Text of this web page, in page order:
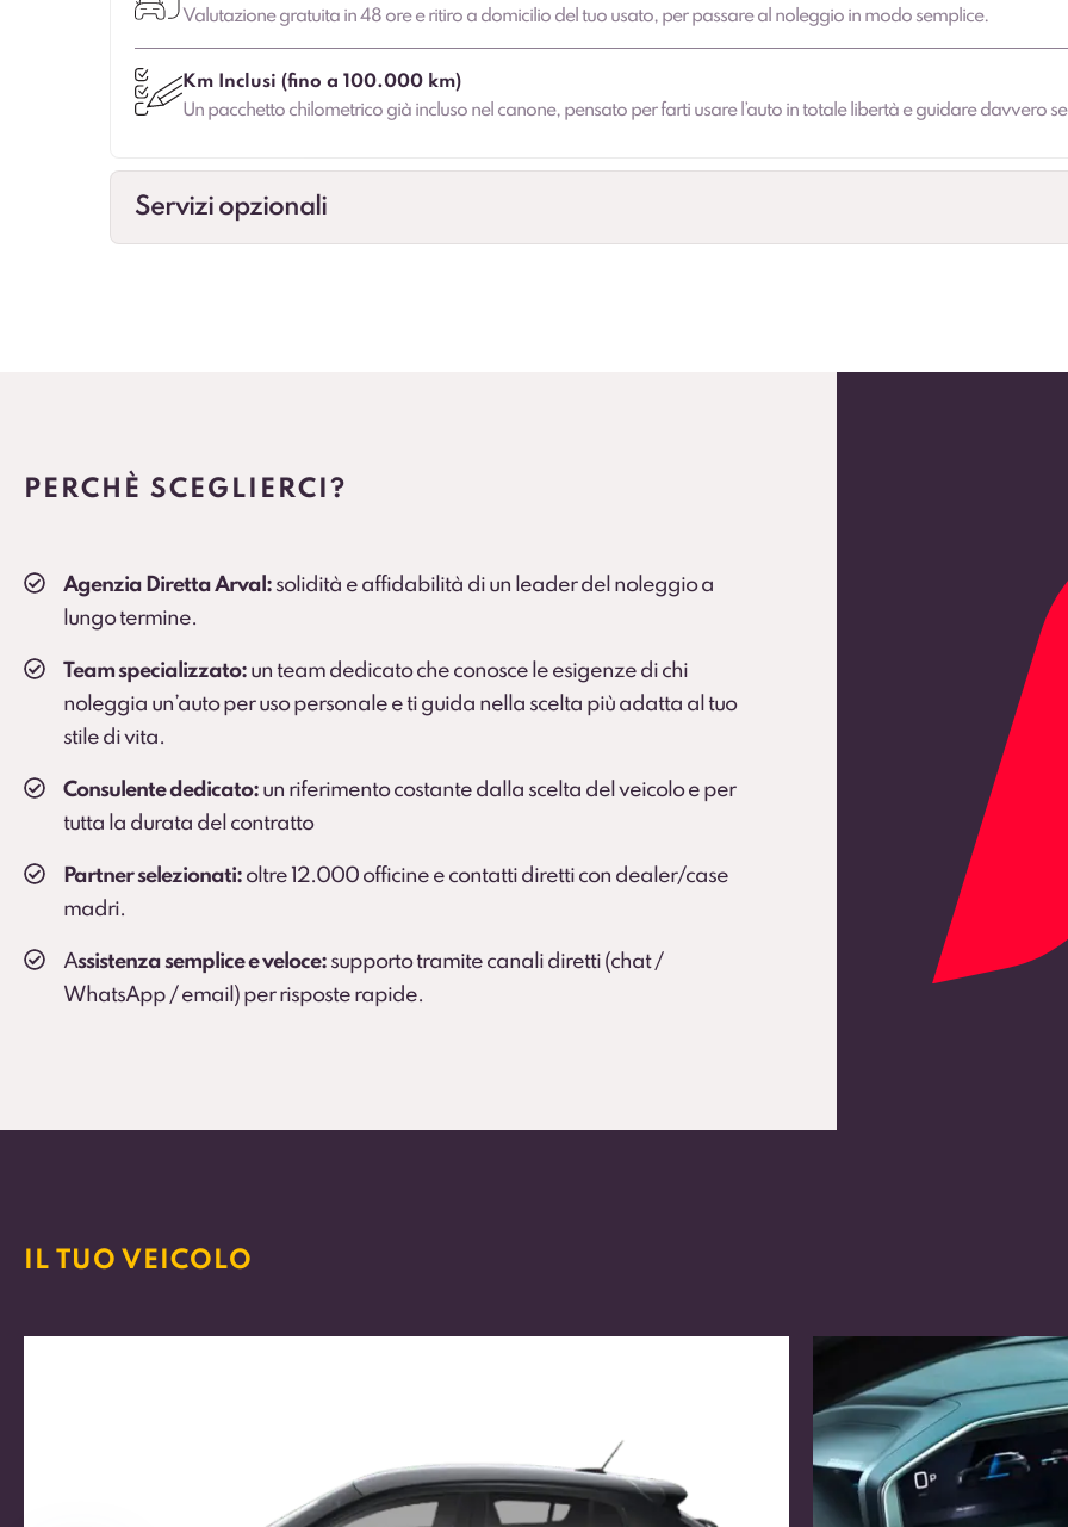
Valutazione gratuita in 48 ore e ritiro a domicilio del tuo usato, per passare al noleggio in modo semplice.
Km Inclusi (fino a 100.000 km)
Un pacchetto chilometrico già incluso nel canone, pensato per farti usare l’auto in totale libertà e guidare davvero
Servizi opzionali
PERCHÈ SCEGLIERCI?
Agenzia Diretta Arval: solidità e affidabilità di un leader del noleggio a
lungo termine.
Team specializzato: un team dedicato che conosce le esigenze di chi
noleggia un’auto per uso personale e ti guida nella scelta più adatta al tuo
stile di vita.
Consulente dedicato: un riferimento costante dalla scelta del veicolo e per
tutta la durata del contratto
Partner selezionati: oltre 12.000 officine e contatti diretti con dealer/case
madri.
Assistenza semplice e veloce: supporto tramite canali diretti (chat /
WhatsApp / email) per risposte rapide.
IL TUO VEICOLO